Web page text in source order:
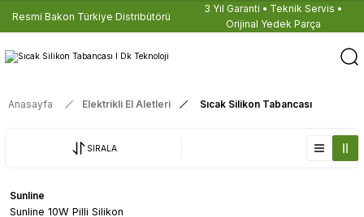
Resmi Bakon Türkiye Distribütörü
3 Yıl Garanti • Teknik Servis •
Orijinal Yedek Parça
Anasayfa Elektrikli El Aletleri Sıcak Silikon Tabancası
SIRALA
Sunline
Sunline 10W Pilli Silikon